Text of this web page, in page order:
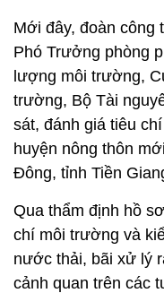
Mới đây, đoàn công
Phó Trưởng phòng
lượng môi trường,
trường, Bộ Tài
sát, đánh giá tiêu
huyện nông thôn
Đông, tỉnh Tiền
Qua thẩm định hồ
chí môi trường và
nước thải, bãi xử lý
cảnh quan trên các